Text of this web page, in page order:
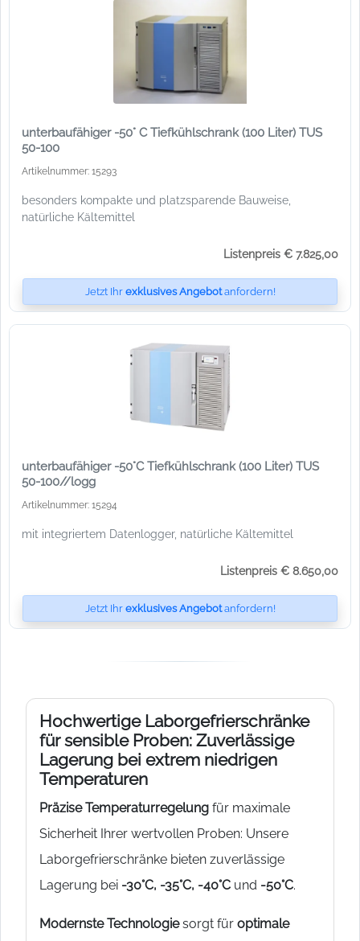
unterbaufähiger -50° C Tiefkühlschrank (100 Liter) TUS
50-100
Artikelnummer: 15293
besonders kompakte und platzsparende Bauweise,
natürliche Kältemittel
Listenpreis € 7.825,00
Jetzt Ihr exklusives Angebotanfordern!
unterbaufähiger -50°C Tiefkühlschrank (100 Liter) TUS
50-100//logg
Artikelnummer: 15294
mit integriertem Datenlogger, natürliche Kältemittel
Listenpreis € 8.650,00
Jetzt Ihr exklusives Angebotanfordern!
Hochwertige Laborgefrierschränke
für sensible Proben: Zuverlässige
Lagerung bei extrem niedrigen
Temperaturen
Präzise Temperaturregelung für maximale
Sicherheit Ihrer wertvollen Proben: Unsere
Laborgefrierschränke bieten zuverlässige
Lagerung bei -30°C, -35°C, -40°C und -50°C.
Modernste Technologiesorgt für optimale